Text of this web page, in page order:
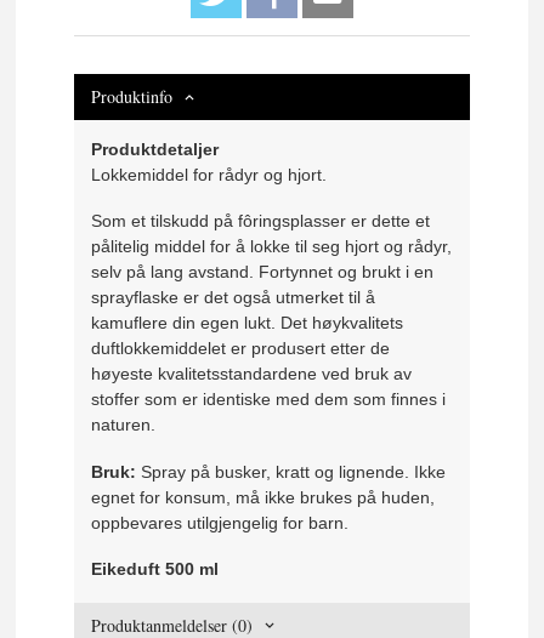
Produktinfo
Produktdetaljer
Lokkemiddel for rådyr og hjort.
Som et tilskudd på fôringsplasser er dette et
pålitelig middel for å lokke til seg hjort og rådyr,
selv på lang avstand. Fortynnet og brukt i en
sprayflaske er det også utmerket til å
kamuflere din egen lukt. Det høykvalitets
duftlokkemiddelet er produsert etter de
høyeste kvalitetsstandardene ved bruk av
stoffer som er identiske med dem som finnes i
naturen.
Bruk: Spray på busker, kratt og lignende. Ikke
egnet for konsum, må ikke brukes på huden,
oppbevares utilgjengelig for barn.
Eikeduft 500 ml
Produktanmeldelser (0)